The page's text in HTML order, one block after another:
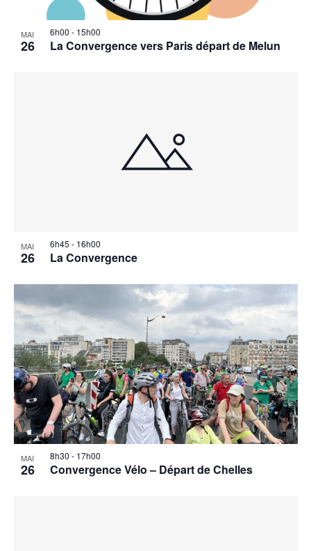
MAI
26 La Convergence vers Paris départ de Melun
6h00 - 15h00
MAI
26 La Convergence
6h45 - 16h00
MAI
26 Convergence Vélo – Départ de Chelles
8h30 - 17h00